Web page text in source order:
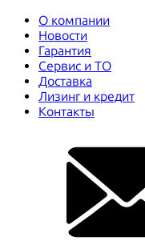
О компании
Новости
Гарантия
Сервис и ТО
Доставка
Лизинг и кредит
Контакты